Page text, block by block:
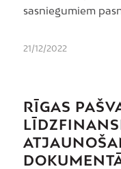
sasniegumiem
21/12/2022
RĪGAS